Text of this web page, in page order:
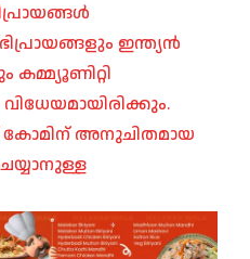
ഇന്ത്യൻ
അനുചിതമായ